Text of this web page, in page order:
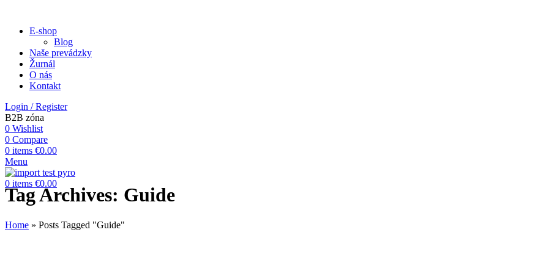
E-shop
Blog
Naše prevádzky
Žurnál
O nás
Kontakt
Login / Register
B2B zóna
0 Wishlist
0 Compare
0 items €0.00
Menu
0 items €0.00
Tag Archives: Guide
Home » Posts Tagged "Guide"